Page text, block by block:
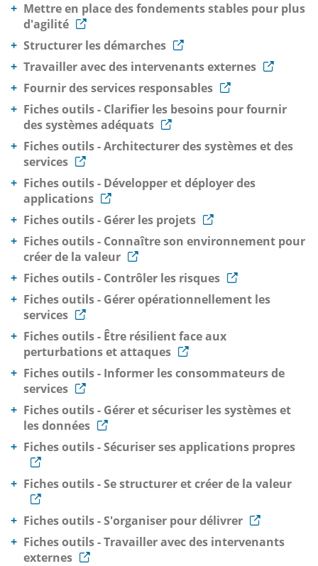
Mettre en place des fondements stables pour plus
d'agilité
Structurer les démarches
Travailler avec des intervenants externes
Fournir des services responsables
Fiches outils - Clarifier les besoins pour fournir
des systèmes adéquats
Fiches outils - Architecturer des systèmes et des
services
Fiches outils - Développer et déployer des
applications
Fiches outils - Gérer les projets
Fiches outils - Connaître son environnement pour
créer de la valeur
Fiches outils - Contrôler les risques
Fiches outils - Gérer opérationnellement les
services
Fiches outils - Être résilient face aux
perturbations et attaques
Fiches outils - Informer les consommateurs de
services
Fiches outils - Gérer et sécuriser les systèmes et
les données
Fiches outils - Sécuriser ses applications propres
Fiches outils - Se structurer et créer de la valeur
Fiches outils - S'organiser pour délivrer
Fiches outils - Travailler avec des intervenants
externes